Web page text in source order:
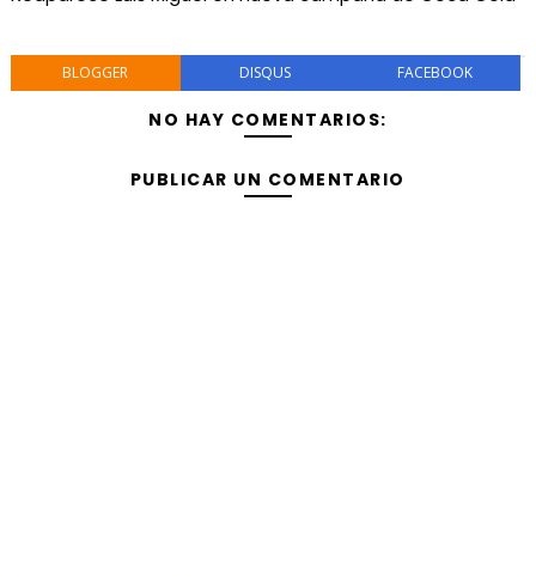
BLOGGER DISQUS FACEBOOK
NO HAY COMENTARIOS:
PUBLICAR UN COMENTARIO